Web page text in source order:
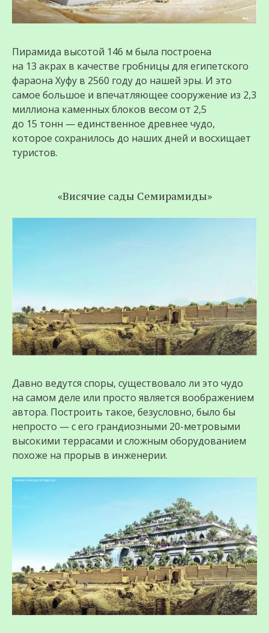
Пирамида высотой 146 м была построена
на 13 акрах в качестве гробницы для египетского
фараона Хуфу в 2560 году до нашей эры. И это
самое большое и впечатляющее сооружение из 2,3
миллиона каменных блоков весом от 2,5
до 15 тонн — единственное древнее чудо,
которое сохранилось до наших дней и восхищает
туристов.
«Висячие сады Семирамиды»
Давно ведутся споры, существовало ли это чудо
на самом деле или просто является воображением
автора. Построить такое, безусловно, было бы
непросто — с его грандиозными 20-метровыми
высокими террасами и сложным оборудованием
похоже на прорыв в инженерии.